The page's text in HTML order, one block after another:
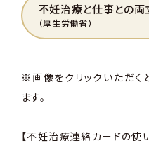
不妊治療と仕事との両
（厚生労働省）
※画像をクリックいただく
ます。
【不妊治療連絡カードの使